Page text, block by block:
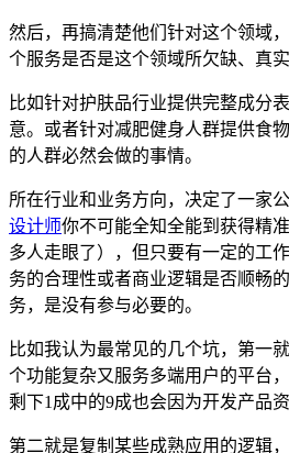
然后，再搞清楚他们针对这个领域
个服务是否是这个领域所欠缺、真实
比如针对护肤品行业提供完整成分
意。或者针对减肥健身人群提供食
的人群必然会做的事情。
所在行业和业务方向，决定了一家
设计师你不可能全知全能到获得精
多人走眼了），但只要有一定的工
务的合理性或者商业逻辑是否顺畅
务，是没有参与必要的。
比如我认为最常见的几个坑，第一
个功能复杂又服务多端用户的平台
剩下1成中的9成也会因为开发产品
第二就是复制某些成熟应用的逻辑